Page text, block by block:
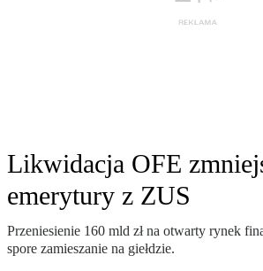
Likwidacja OFE
emerytury z ZUS
Przeniesienie 160 mld zł na otwarty rynek
spore zamieszanie na giełdzie.